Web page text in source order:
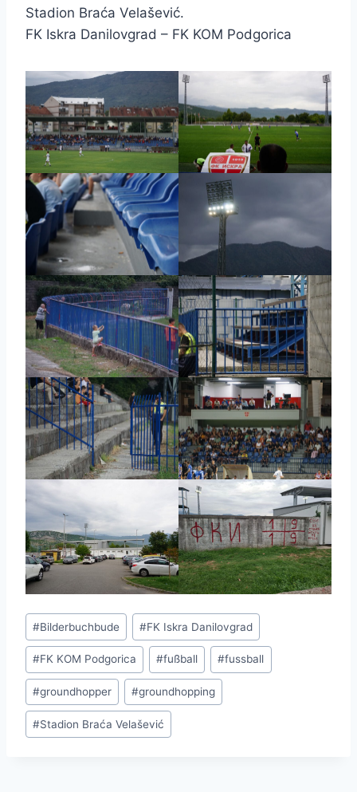
Stadion Braća Velašević.
FK Iskra Danilovgrad – FK KOM Podgorica
Schlagworte:
#Bilderbuchbude #FK Iskra Danilovgrad
#FK KOM Podgorica #fußball #fussball
#groundhopper #groundhopping
#Stadion Braća Velašević